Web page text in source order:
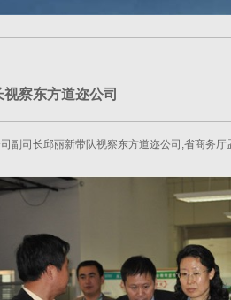
察东方道迩公司
副司长邱丽新带队视察东方道迩公司,省商务厅